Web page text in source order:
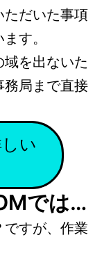
ただいた事項
す。
域を出ないた
務局まで直接
い
では…
ですが、作業